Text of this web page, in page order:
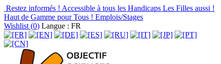
Restez informés ! Accessible à tous les Handicaps Les Filles aussi !
Haut de Gamme pour Tous ! Emplois/Stages
Wishlist (0) Langue : FR